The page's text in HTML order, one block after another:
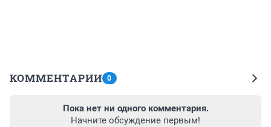
КОММЕНТАРИИ 0
Пока нет ни одного комментария.
Начните обсуждение первым!